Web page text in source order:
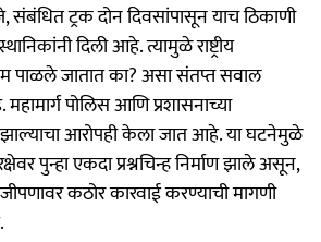
ट्रक दोन दिवसांपासून याच ठिकाणी
दिली आहे. त्यामुळे राष्ट्रीय
पाळले जातात का? असा संतप्त सवाल
पोलिस आणि प्रशासनाच्या
आरोपही केला जात आहे. या घटनेमुळे
पुन्हा एकदा प्रश्नचिन्ह निर्माण झाले असून,
कठोर कारवाई करण्याची मागणी